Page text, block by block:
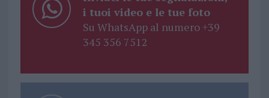
i tuoi video e le tue foto
Su WhatsApp al numero +39
345 356 7512